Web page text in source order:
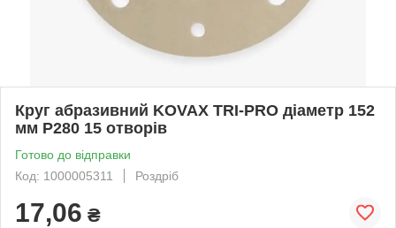
Круг абразивний KOVAX TRI-PRO діаметр 152
мм P280 15 отворів
Готово до відправки
Код: 1000005311
Роздріб
17,06 ₴